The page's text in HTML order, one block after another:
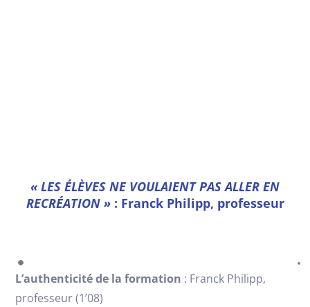
« LES ÉLÈVES NE VOULAIENT PAS ALLER EN
RECRÉATION »: Franck Philipp, professeur
L’authenticité de la formation : Franck Philipp,
professeur (1’08)